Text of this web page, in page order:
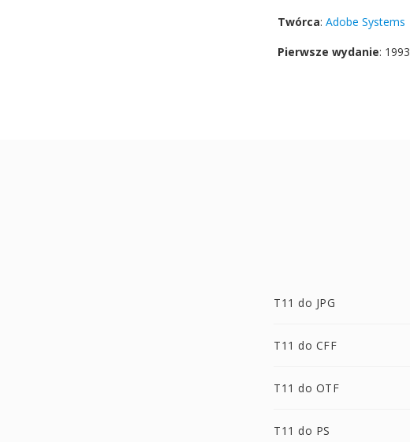
Twórca: Adobe Systems
Pierwsze wydanie: 1993
T11 do JPG
T11 do CFF
T11 do OTF
T11 do PS